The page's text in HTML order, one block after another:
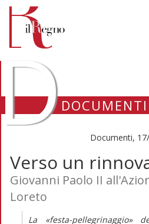
DOCUMENTI
Documenti,
Verso un
Giovanni Paolo II
Loreto
La «festa-pellegrinaggio»